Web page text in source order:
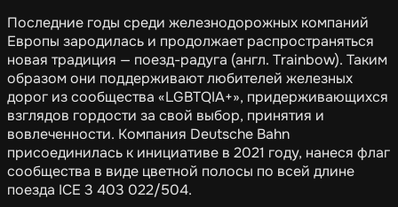
Последние годы среди железнодорожных компаний
Европы зародилась и продолжает распространяться
новая традиция — поезд-радуга (англ. Trainbow). Таким
образом они поддерживают любителей железных
дорог из сообщества «LGBTQIA+», придерживающихся
взглядов гордости за свой выбор, принятия и
вовлеченности. Компания Deutsche Bahn
присоединилась к инициативе в 2021 году, нанеся флаг
сообщества в виде цветной полосы по всей длине
поезда ICE 3 403 022/504.